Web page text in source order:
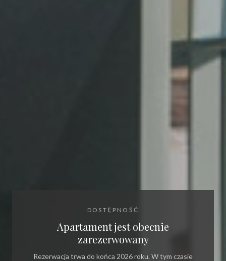
DOSTĘPNOŚĆ
Apartament jest obecnie
zarezerwowany
Rezerwacja trwa do końca 2026 roku. W tym czasie